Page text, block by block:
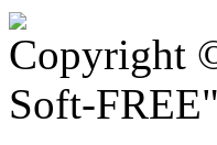
Copyright
Soft-FREE"